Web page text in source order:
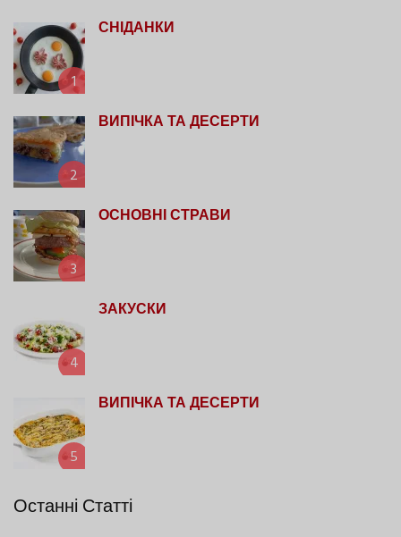
1
СНІДАНКИ
2
ВИПІЧКА ТА ДЕСЕРТИ
3
ОСНОВНІ СТРАВИ
4
ЗАКУСКИ
5
ВИПІЧКА ТА ДЕСЕРТИ
Останні Статті